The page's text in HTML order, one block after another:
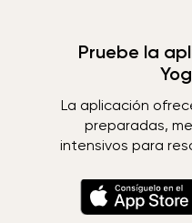
Pruebe la
La aplicación
preparadas,
intensivos para